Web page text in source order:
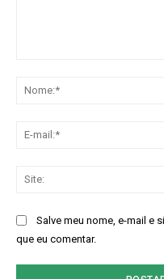
Salve meu nome, e-mail e
que eu comentar.